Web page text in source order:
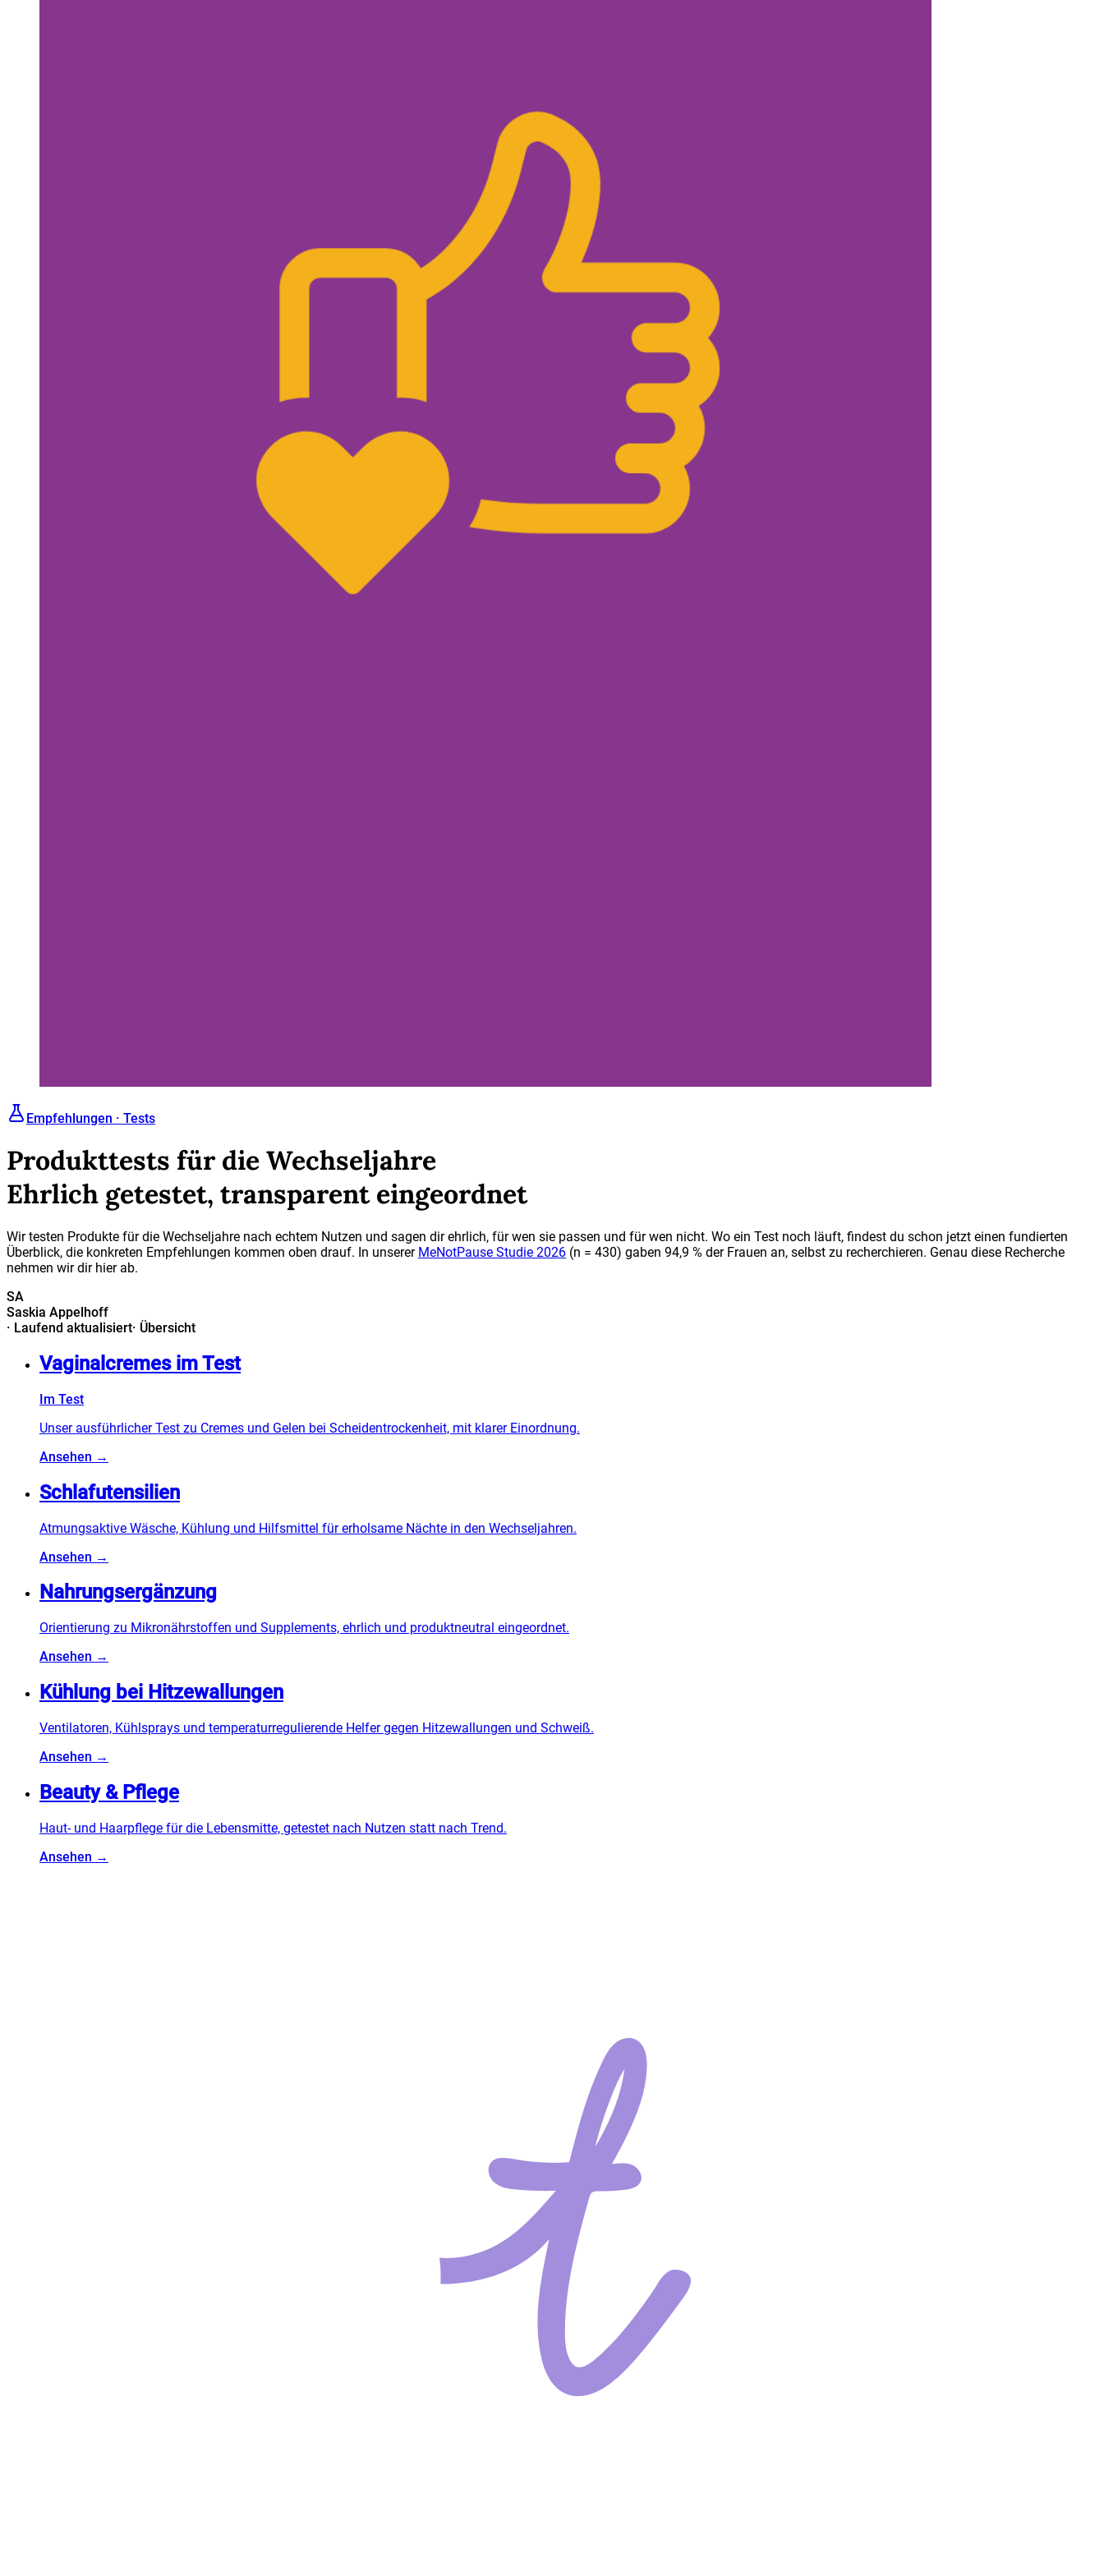
Empfehlungen · Tests
Produkttests für die Wechseljahre
Ehrlich getestet, transparent eingeordnet
Wir testen Produkte für die Wechseljahre nach echtem Nutzen und sagen dir ehrlich, für wen sie passen und für wen nicht. Wo ein Test noch läuft, findest du schon jetzt einen fundierten
Überblick, die konkreten Empfehlungen kommen oben drauf. In unserer MeNotPause Studie 2026 (n = 430) gaben 94,9 % der Frauen an, selbst zu recherchieren. Genau diese Recherche
nehmen wir dir hier ab.
SA
Saskia Appelhoff
· Laufend aktualisiert· Übersicht
Vaginalcremes im Test
Im Test
Unser ausführlicher Test zu Cremes und Gelen bei Scheidentrockenheit, mit klarer Einordnung.
Ansehen →
Schlafutensilien
Atmungsaktive Wäsche, Kühlung und Hilfsmittel für erholsame Nächte in den Wechseljahren.
Ansehen →
Nahrungsergänzung
Orientierung zu Mikronährstoffen und Supplements, ehrlich und produktneutral eingeordnet.
Ansehen →
Kühlung bei Hitzewallungen
Ventilatoren, Kühlsprays und temperaturregulierende Helfer gegen Hitzewallungen und Schweiß.
Ansehen →
Beauty & Pflege
Haut- und Haarpflege für die Lebensmitte, getestet nach Nutzen statt nach Trend.
Ansehen →